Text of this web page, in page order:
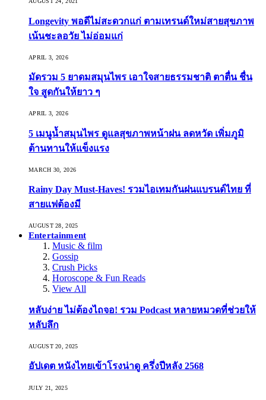
Longevity พอดีไม่สะดวกแก่ ตามเทรนด์ใหม่สายสุขภาพ
เน้นชะลอวัย ไม่อ่อมแก่
APRIL 3, 2026
มัดรวม 5 ยาดมสมุนไพร เอาใจสายธรรมชาติ ตาตื่น ชื่น
ใจ สูดกันให้ยาว ๆ
APRIL 3, 2026
5 เมนูน้ำสมุนไพร ดูแลสุขภาพหน้าฝน ลดหวัด เพิ่มภูมิ
ต้านทานให้แข็งแรง
MARCH 30, 2026
Rainy Day Must-Haves! รวมไอเทมกันฝนแบรนด์ไทย ที่
สายแฟต้องมี
AUGUST 28, 2025
Entertainment
Music & film
Gossip
Crush Picks
Horoscope & Fun Reads
View All
หลับง่าย ไม่ต้องไถจอ! รวม Podcast หลายหมวดที่ช่วยให้
หลับลึก
AUGUST 20, 2025
อัปเดต หนังไทยเข้าโรงน่าดู ครึ่งปีหลัง 2568
JULY 21, 2025